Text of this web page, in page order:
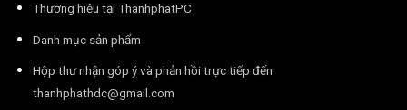
Thương hiệu tại ThanhphatPC
Danh mục sản phẩm
Hộp thư nhận góp ý và phản hồi trực tiếp đến
thanhphathdc@gmail.com